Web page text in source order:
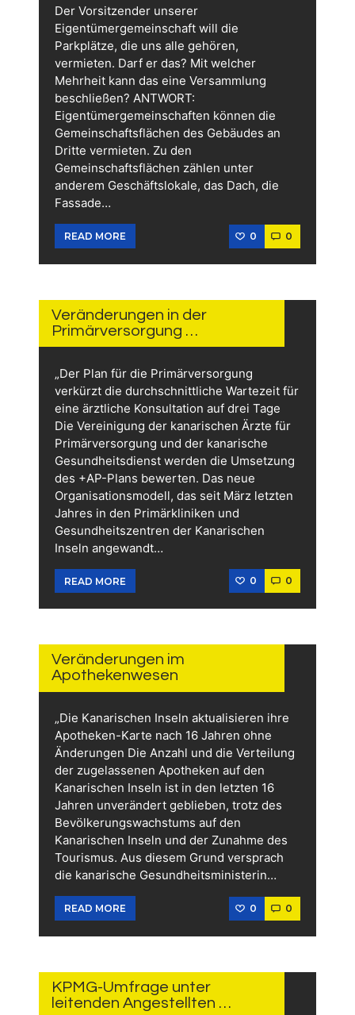
Der Vorsitzender unserer
Eigentümergemeinschaft will die
Parkplätze, die uns alle gehören,
vermieten. Darf er das? Mit welcher
Mehrheit kann das eine Versammlung
beschließen? ANTWORT:
Eigentümergemeinschaften können die
Gemeinschaftsflächen des Gebäudes an
Dritte vermieten. Zu den
Gemeinschaftsflächen zählen unter
anderem Geschäftslokale, das Dach, die
Fassade…
READ MORE 0 0
Veränderungen in der
Primärversorgung …
„Der Plan für die Primärversorgung
verkürzt die durchschnittliche Wartezeit für
eine ärztliche Konsultation auf drei Tage
Die Vereinigung der kanarischen Ärzte für
Primärversorgung und der kanarische
Gesundheitsdienst werden die Umsetzung
des +AP-Plans bewerten. Das neue
Organisationsmodell, das seit März letzten
Jahres in den Primärkliniken und
Gesundheitszentren der Kanarischen
Inseln angewandt…
READ MORE 0 0
2023
Veränderungen im
Apothekenwesen
„Die Kanarischen Inseln aktualisieren ihre
Apotheken-Karte nach 16 Jahren ohne
Änderungen Die Anzahl und die Verteilung
der zugelassenen Apotheken auf den
Kanarischen Inseln ist in den letzten 16
Jahren unverändert geblieben, trotz des
Bevölkerungswachstums auf den
Kanarischen Inseln und der Zunahme des
Tourismus. Aus diesem Grund versprach
die kanarische Gesundheitsministerin…
READ MORE 0 0
KPMG-Umfrage unter
leitenden Angestellten …